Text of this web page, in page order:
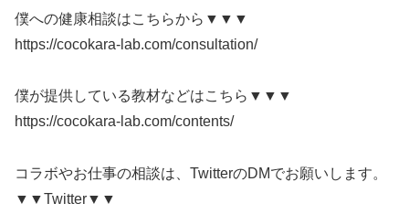
僕への健康相談はこちらから▼▼▼
https://cocokara-lab.com/consultation/
僕が提供している教材などはこちら▼▼▼
https://cocokara-lab.com/contents/
コラボやお仕事の相談は、TwitterのDMでお願いします。
▼▼Twitter▼▼